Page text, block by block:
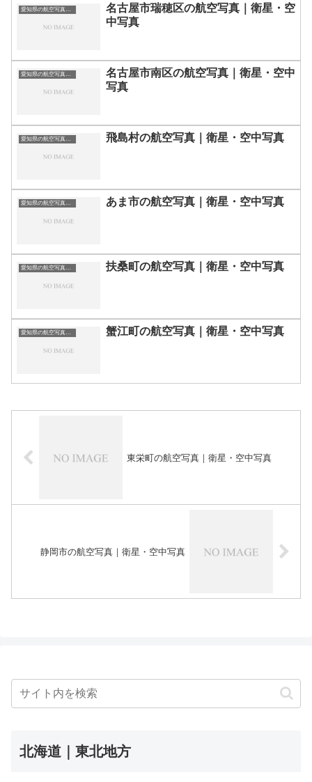
名古屋市瑞穂区の航空写真｜衛星・空
中写真
名古屋市南区の航空写真｜衛星・空中
写真
飛島村の航空写真｜衛星・空中写真
愛知県の航空写真・空中写真 あま市の航空写真｜衛星・空中写真
愛知県の航空写真・空中写真 扶桑町の航空写真｜衛星・空中写真
愛知県の航空写真・空中写真 蟹江町の航空写真｜衛星・空中写真
東栄町の航空写真｜衛星・空中写真
静岡市の航空写真｜衛星・空中写真
北海道｜東北地方